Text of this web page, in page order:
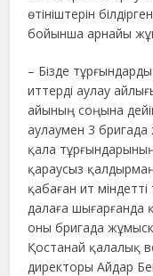
өтініштерін
бойынша арнайы
– Бізде
иттерді аулау
айының соңына
аулаумен 3
қала тұрғындарының
қараусыз
қабаған ит
далаға шығарғанда
оны бригада
Қостанай қалалық
директоры Айдар